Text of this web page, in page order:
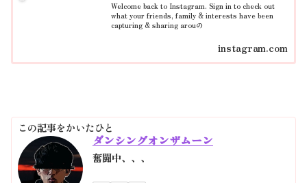
Welcome back to Instagram. Sign in to check out
what your friends, family & interests have been
capturing & sharing arouの
instagram.com
この記事をかいたひと
ダンシングオンザムーン
奮闘中、、、